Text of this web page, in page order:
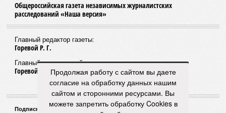
Общероссийская газета независимых журналистских
расследований «Наша версия»
Главный редактор газеты:
Горевой Р. Г.
Главный редактор сайта:
Горевой Р. Г.
Подписной индекс газеты «Наша версия»:
Продолжая работу с сайтом вы даете
согласие на обработку данных нашим
сайтом и сторонними ресурсами. Вы
можете запретить обработку Cookies в